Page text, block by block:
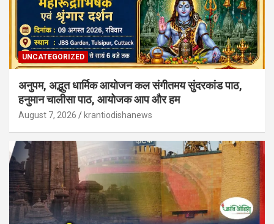
UNCATEGORIZED
अनुपम, अद्भुत धार्मिक आयोजन कल संगीतमय सुंदरकांड पाठ,
हनुमान चालीसा पाठ, आयोजक आप और हम
August 7, 2026 krantiodishanews